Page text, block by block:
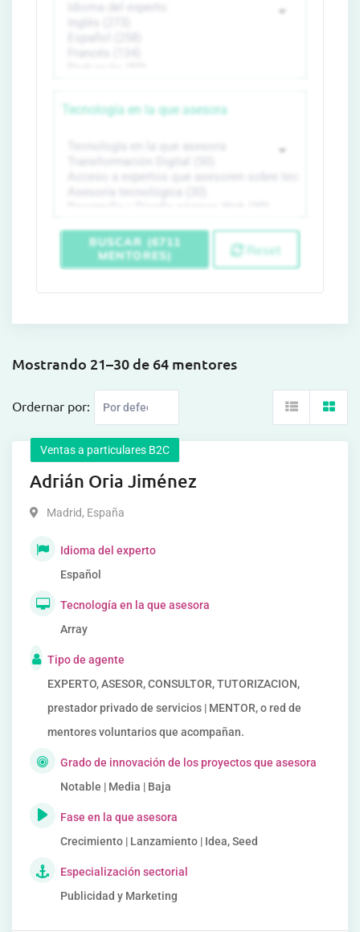
Tecnología en la que asesora
BUSCAR (6711
MENTORES)
Reset
Mostrando 21–30 de 64 mentores
Ordernar por:
Ventas a particulares B2C
Adrián Oria Jiménez
Madrid, España
Idioma del experto
Español
Tecnología en la que asesora
Array
Tipo de agente
EXPERTO, ASESOR, CONSULTOR, TUTORIZACION,
prestador privado de servicios | MENTOR, o red de
mentores voluntarios que acompañan.
Grado de innovación de los proyectos que asesora
Notable | Media | Baja
Fase en la que asesora
Crecimiento | Lanzamiento | Idea, Seed
Especialización sectorial
Publicidad y Marketing